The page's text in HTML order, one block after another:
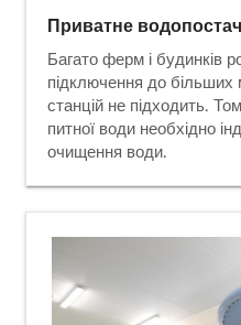
Приватне
Багато ферм і будинків
підключення до більших
станцій не підходить.
питної води необхідно
очищення води.